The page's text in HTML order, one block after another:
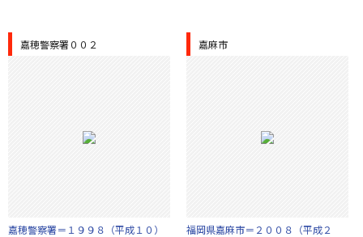
嘉穂警察署００２
嘉穂警察署＝１９９８（平成１０）
嘉麻市
福岡県嘉麻市＝２００８（平成２